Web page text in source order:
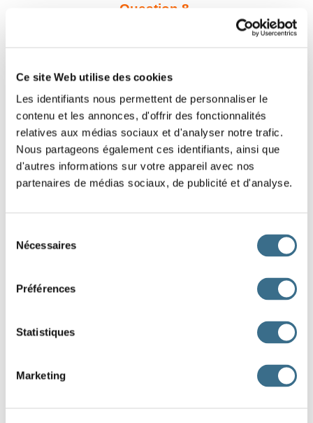
Ce site Web utilise des cookies
Les identifiants nous permettent de personnaliser le
contenu et les annonces, d'offrir des fonctionnalités
relatives aux médias sociaux et d'analyser notre trafic.
Nous partageons également ces identifiants, ainsi que
d'autres informations sur votre appareil avec nos
partenaires de médias sociaux, de publicité et d'analyse.
Nécessaires
Préférences
Statistiques
Marketing
Question 8.
trouver - Conditionnel Présent
Question 9.
donner - Conditionnel Présent
il
Question 10.
parler - Conditionnel Présent
ils
nous